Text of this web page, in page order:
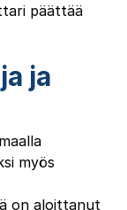
päättää
ja
myös
on aloittanut